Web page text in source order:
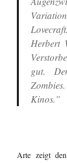
Herbert
gut.
Kinos.”
Arte zeigt